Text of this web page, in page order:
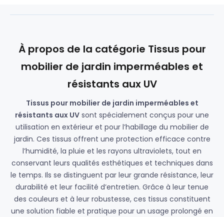
À propos de la catégorie Tissus pour
mobilier de jardin imperméables et
résistants aux UV
Tissus pour mobilier de jardin imperméables et
résistants aux UV sont spécialement conçus pour une
utilisation en extérieur et pour l’habillage du mobilier de
jardin. Ces tissus offrent une protection efficace contre
l’humidité, la pluie et les rayons ultraviolets, tout en
conservant leurs qualités esthétiques et techniques dans
le temps. Ils se distinguent par leur grande résistance, leur
durabilité et leur facilité d’entretien. Grâce à leur tenue
des couleurs et à leur robustesse, ces tissus constituent
une solution fiable et pratique pour un usage prolongé en